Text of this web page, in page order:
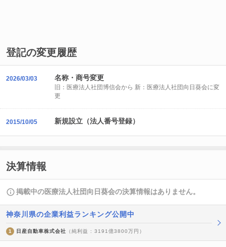
登記の変更履歴
2026/03/03 名称・商号変更
旧：医療法人社団博信会から 新：医療法人社団向日葵会に変
更
2015/10/05 新規設立（法人番号登録）
決算情報
掲載中の医療法人社団向日葵会の決算情報はありません。
神奈川県の企業利益ランキング公開中
1 日産自動車株式会社 （純利益 : 3191億3800万円）